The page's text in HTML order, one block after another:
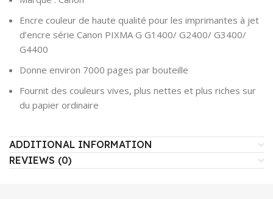
Encre couleur de haute qualité pour les imprimantes à jet
d’encre série Canon PIXMA G G1400/ G2400/ G3400/
G4400
Donne environ 7000 pages par bouteille
Fournit des couleurs vives, plus nettes et plus riches sur
du papier ordinaire
ADDITIONAL INFORMATION
REVIEWS (0)